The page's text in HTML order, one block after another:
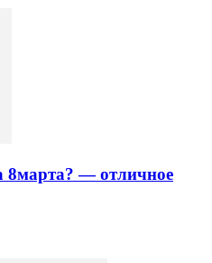
8марта? — отличное